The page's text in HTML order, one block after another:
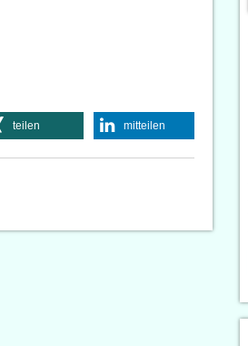
teilen mitteilen